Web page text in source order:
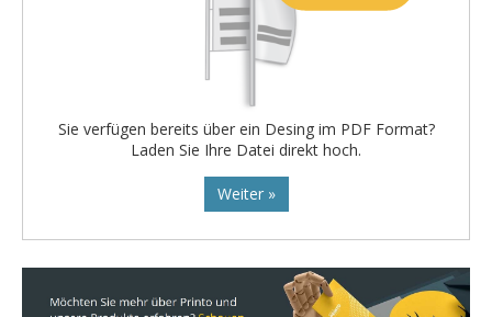
Sie verfügen bereits über ein Desing im PDF Format?
Laden Sie Ihre Datei direkt hoch.
Weiter »